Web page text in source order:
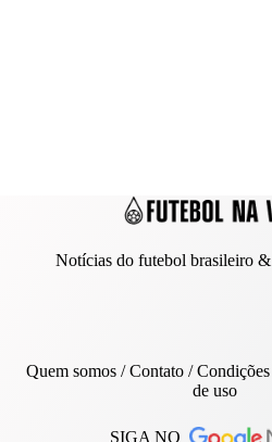
Notícias do futebol brasileiro
Quem somos/Contato/
de uso
SIGA NO